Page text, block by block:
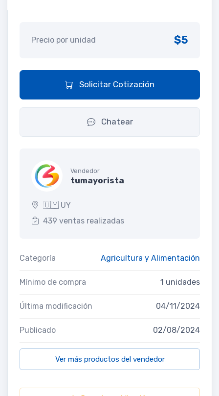
Precio por unidad $5
Solicitar Cotización
Chatear
Vendedor
tumayorista
🇺🇾 UY
439 ventas realizadas
Categoría Agricultura y Alimentación
Mínimo de compra 1 unidades
Última modificación 04/11/2024
Publicado 02/08/2024
Ver más productos del vendedor